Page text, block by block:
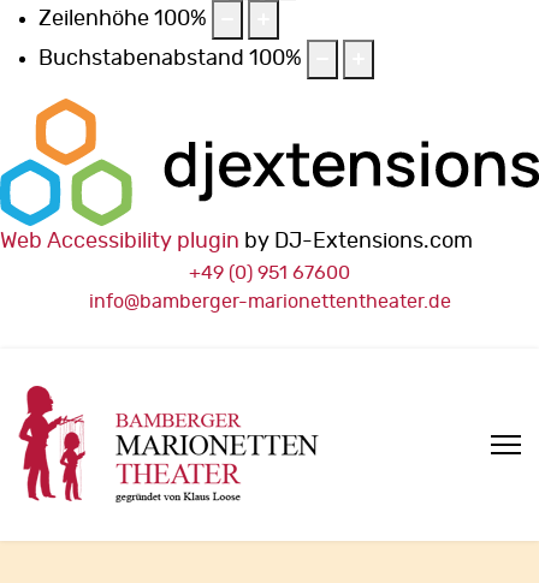
Zeilenhöhe 100%
Buchstabenabstand 100%
Web Accessibility plugin by DJ-Extensions.com
+49 (0) 951 67600
info@bamberger-marionettentheater.de